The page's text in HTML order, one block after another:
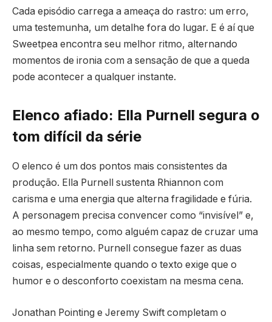
Cada episódio carrega a ameaça do rastro: um erro,
uma testemunha, um detalhe fora do lugar. E é aí que
Sweetpea encontra seu melhor ritmo, alternando
momentos de ironia com a sensação de que a queda
pode acontecer a qualquer instante.
Elenco afiado: Ella Purnell segura o
tom difícil da série
O elenco é um dos pontos mais consistentes da
produção. Ella Purnell sustenta Rhiannon com
carisma e uma energia que alterna fragilidade e fúria.
A personagem precisa convencer como “invisível” e,
ao mesmo tempo, como alguém capaz de cruzar uma
linha sem retorno. Purnell consegue fazer as duas
coisas, especialmente quando o texto exige que o
humor e o desconforto coexistam na mesma cena.
Jonathan Pointing e Jeremy Swift completam o